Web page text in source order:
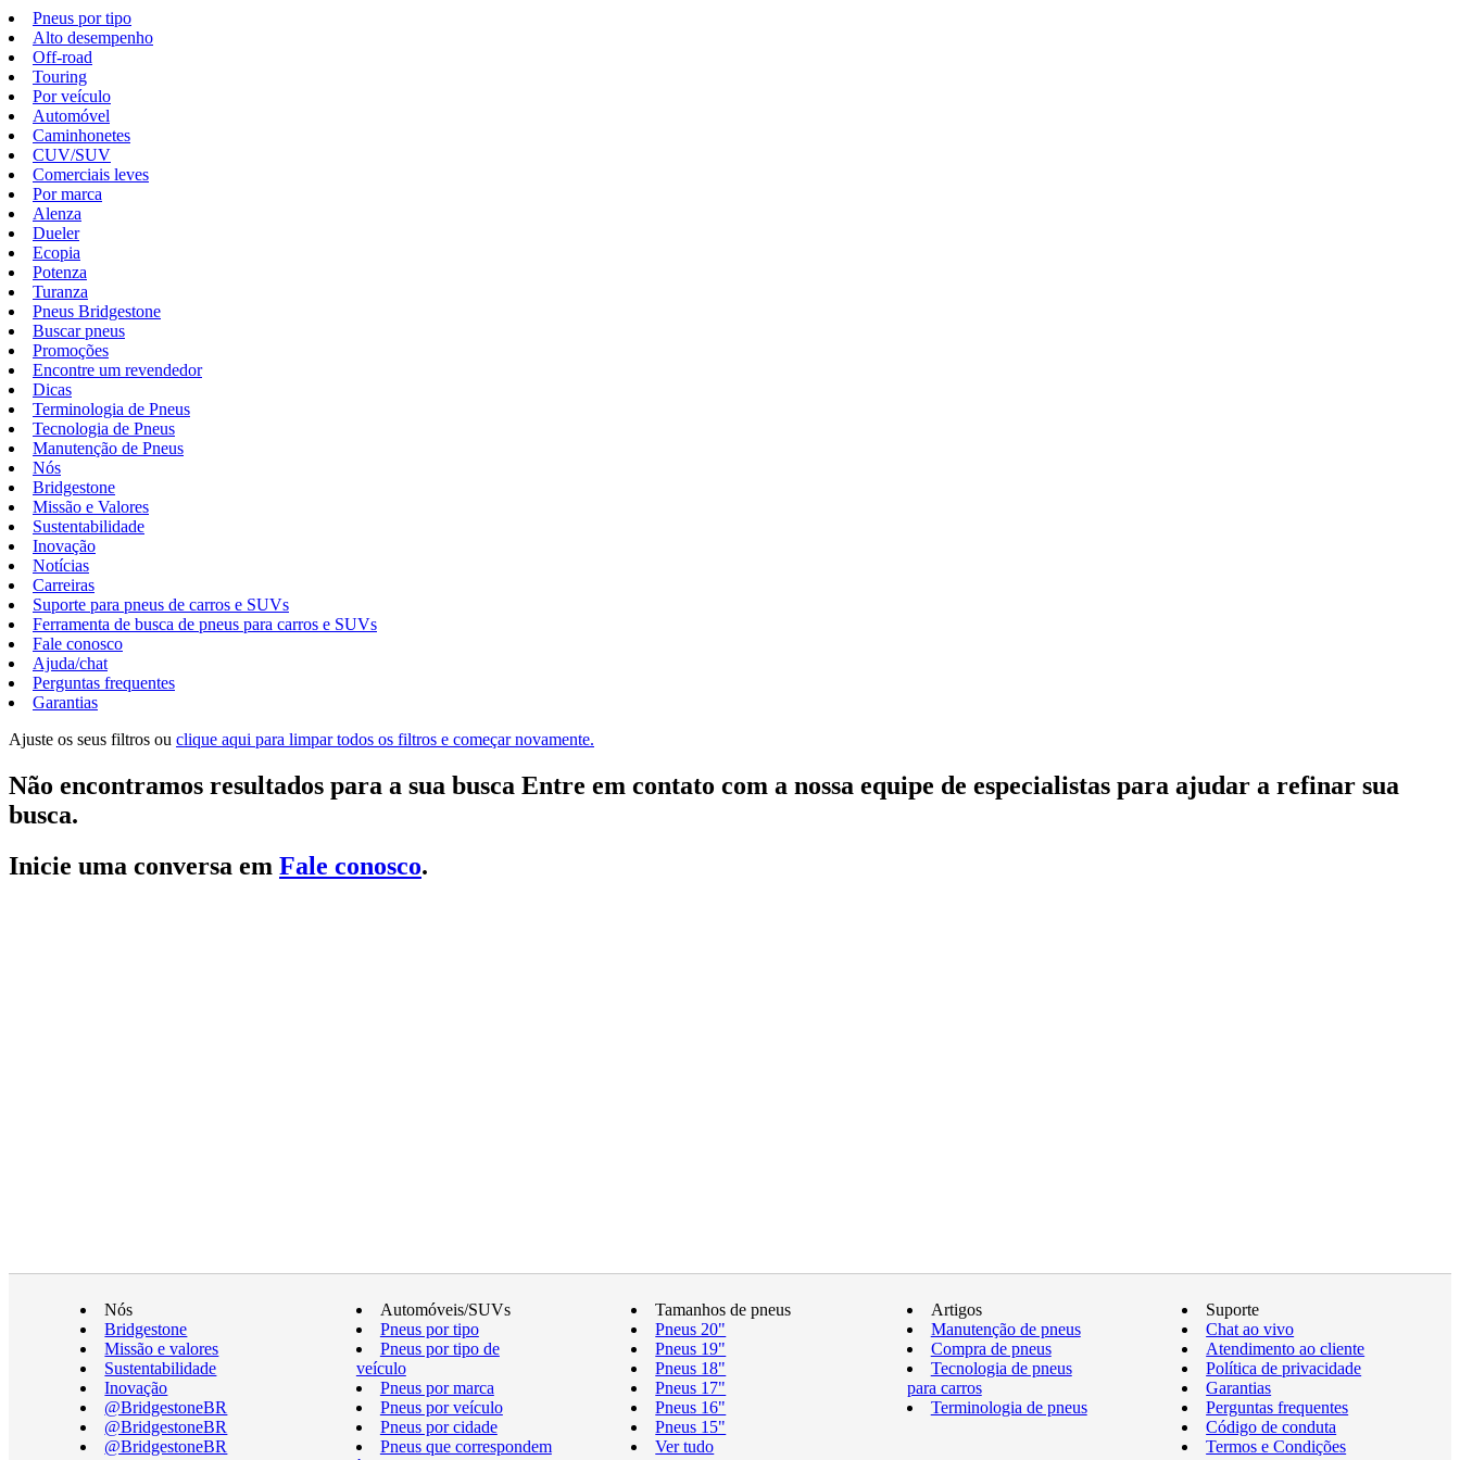
Pneus por tipo
Alto desempenho
Off-road
Touring
Por veículo
Automóvel
Caminhonetes
CUV/SUV
Comerciais leves
Por marca
Alenza
Dueler
Ecopia
Potenza
Turanza
Pneus Bridgestone
Buscar pneus
Promoções
Encontre um revendedor
Dicas
Terminologia de Pneus
Tecnologia de Pneus
Manutenção de Pneus
Nós
Bridgestone
Missão e Valores
Sustentabilidade
Inovação
Notícias
Carreiras
Suporte para pneus de carros e SUVs
Ferramenta de busca de pneus para carros e SUVs
Fale conosco
Ajuda/chat
Perguntas frequentes
Garantias
Ajuste os seus filtros ou clique aqui para limpar todos os filtros e começar novamente.
Não encontramos resultados para a sua busca Entre em contato com a nossa equipe de especialistas para ajudar a refinar sua
busca.
Inicie uma conversa em Fale conosco.
Nós
Bridgestone
Missão e valores
Sustentabilidade
Inovação
@BridgestoneBR
@BridgestoneBR
@BridgestoneBR
Automóveis/SUVs
Pneus por tipo
Pneus por tipo de
veículo
Pneus por marca
Pneus por veículo
Pneus por cidade
Pneus que correspondem
Tamanhos de pneus
Pneus 20"
Pneus 19"
Pneus 18"
Pneus 17"
Pneus 16"
Pneus 15"
Ver tudo
Artigos
Manutenção de pneus
Compra de pneus
Tecnologia de pneus
para carros
Terminologia de pneus
Suporte
Chat ao vivo
Atendimento ao cliente
Política de privacidade
Garantias
Perguntas frequentes
Código de conduta
Termos e Condições